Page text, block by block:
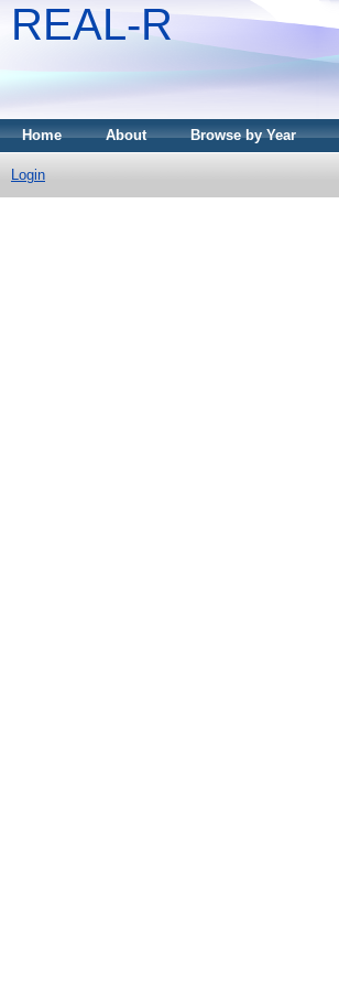
REAL-R
Home About Browse by Year
Login